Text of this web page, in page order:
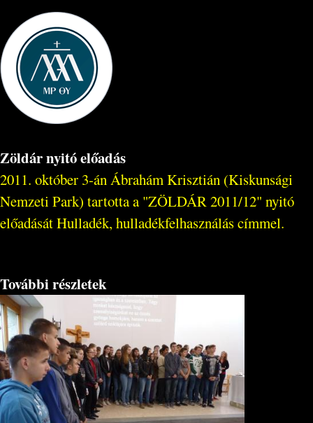
Zöldár nyitó előadás
2011. október 3-án Ábrahám Krisztián (Kiskunsági
Nemzeti Park) tartotta a "ZÖLDÁR 2011/12" nyitó
előadását Hulladék, hulladékfelhasználás címmel.
További részletek